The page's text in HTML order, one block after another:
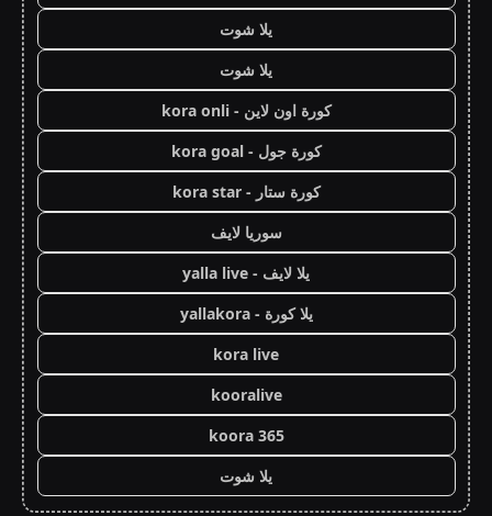
يلا شوت
يلا شوت
كورة اون لاين - kora onli
كورة جول - kora goal
كورة ستار - kora star
سوريا لايف
يلا لايف - yalla live
يلا كورة - yallakora
kora live
kooralive
koora 365
يلا شوت